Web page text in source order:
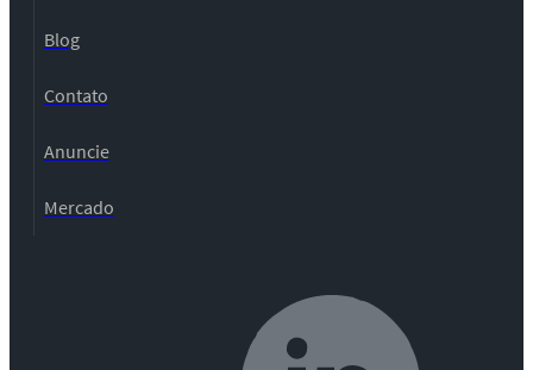
Blog
Contato
Anuncie
Mercado